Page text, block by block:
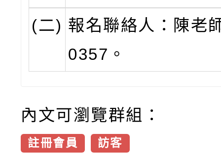
(二) 報名聯絡人：陳老
0357。
內文可瀏覽群組：
註冊會員 訪客